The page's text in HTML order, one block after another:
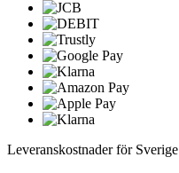
Leveranskostnader för Sverige